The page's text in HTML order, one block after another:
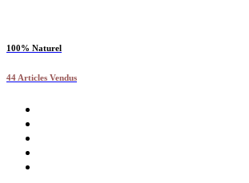
100% Naturel
44 Articles Vendus